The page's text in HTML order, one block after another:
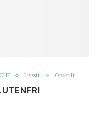
Livsstil Opskrift